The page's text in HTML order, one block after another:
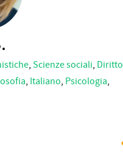
, Scienze sociali, Diritto
, Italiano, Psicologia,